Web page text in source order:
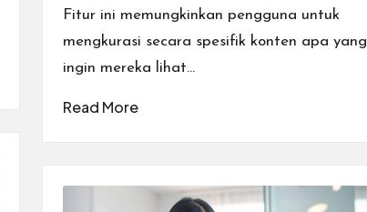
Fitur ini memungkinkan pengguna untuk
mengkurasi secara spesifik konten apa yang
ingin mereka lihat…
Read More